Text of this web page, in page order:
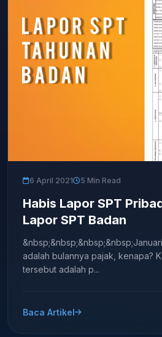
6 April 2021 5 Min Read
Habis Lapor SPT
Lapor SPT Badan
adalah bulannya pajak, kenapa?
tersebut adalah p...
Baca Artikel